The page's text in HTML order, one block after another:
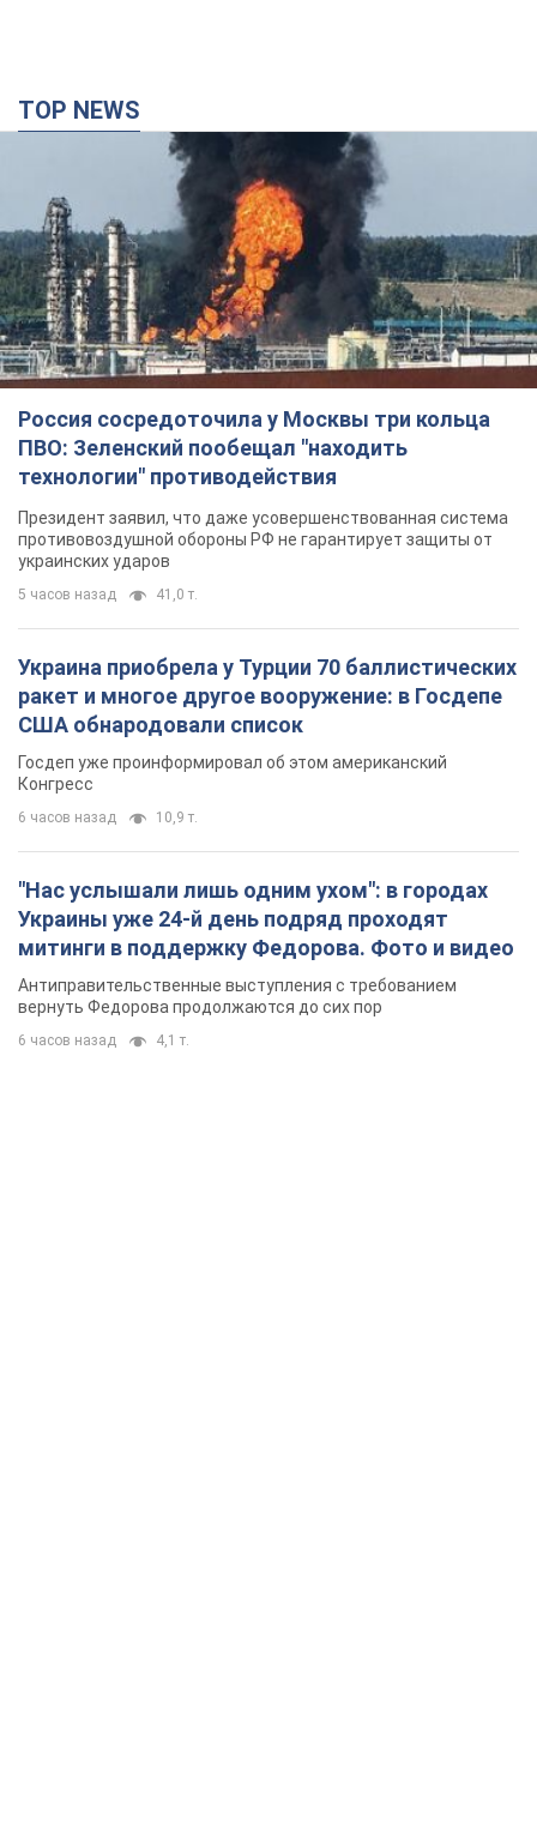
TOP NEWS
Россия сосредоточила у Москвы три кольца
ПВО: Зеленский пообещал "находить
технологии" противодействия
Президент заявил, что даже усовершенствованная система
противовоздушной обороны РФ не гарантирует защиты от
украинских ударов
5 часов назад 41,0 т.
Украина приобрела у Турции 70 баллистических
ракет и многое другое вооружение: в Госдепе
США обнародовали список
Госдеп уже проинформировал об этом американский
Конгресс
6 часов назад 10,9 т.
"Нас услышали лишь одним ухом": в городах
Украины уже 24-й день подряд проходят
митинги в поддержку Федорова. Фото и видео
Антиправительственные выступления с требованием
вернуть Федорова продолжаются до сих пор
6 часов назад 4,1 т.